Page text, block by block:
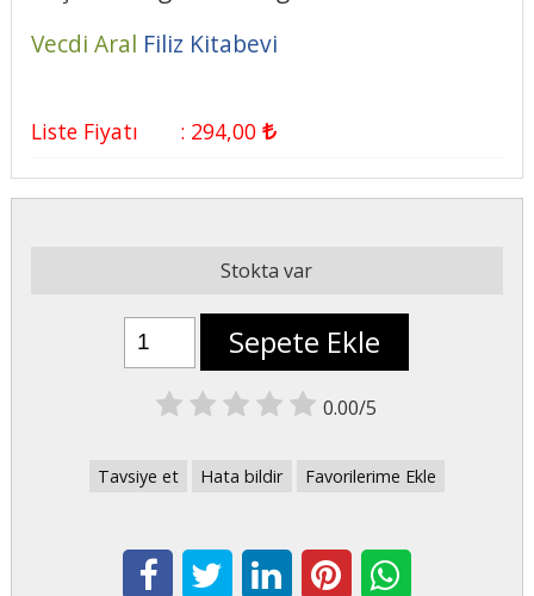
Vecdi Aral Filiz Kitabevi
Liste Fiyatı : 294,00
Stokta var
Sepete Ekle
0.00/5
Tavsiye et Hata bildir Favorilerime Ekle